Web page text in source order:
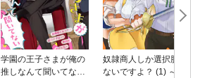
学園の王子さまが俺の
推しなんて聞いてない
奴隷商人しか選択肢が
ないですよ？ (1) ～ハ